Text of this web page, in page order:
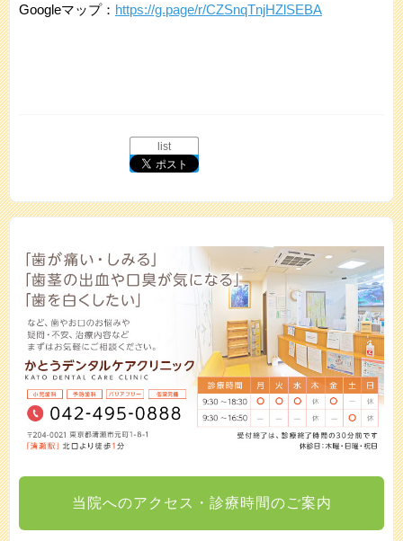
Googleマップ： https://g.page/r/CZSnqTnjHZlSEBA
list
当院へのアクセス・診療時間のご案内